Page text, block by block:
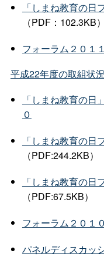
「しまね教育の
（PDF：102.3KB）
フォーラム２０１
平成22年度の取組状況
「しまね教育の日
０
「しまね教育の日
（PDF:244.2KB）
「しまね教育の
（PDF:67.5KB）
フォーラム２０１
パネルディスカッ